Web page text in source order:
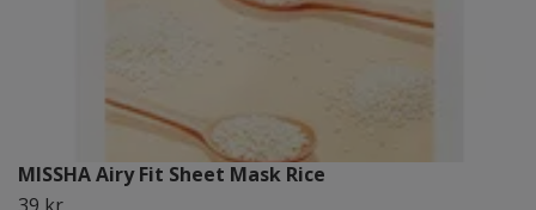
MISSHA Airy Fit Sheet Mask Rice